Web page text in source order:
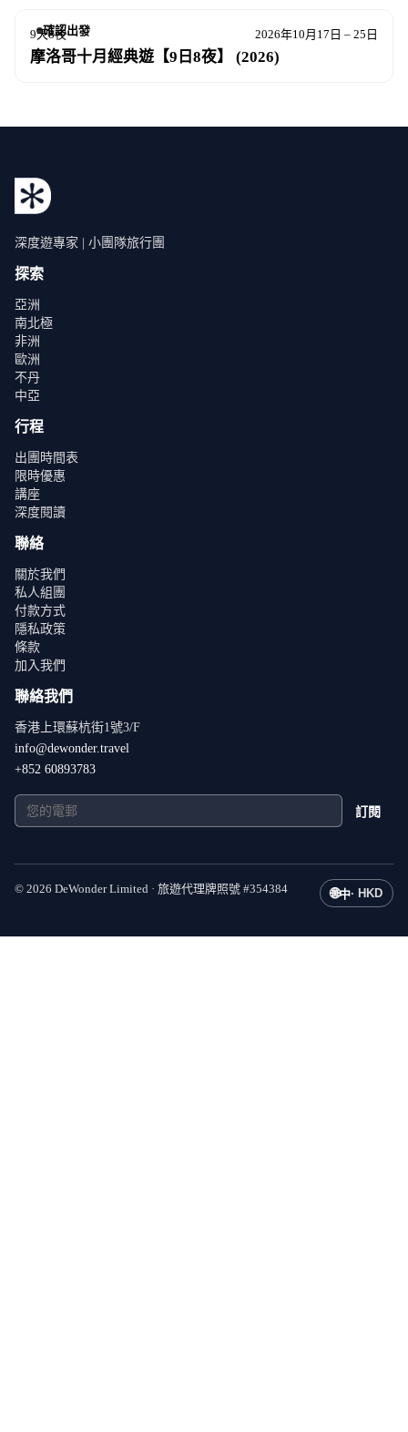
確認出發
9天8夜 2026年10月17日 – 25日
摩洛哥十月經典遊【9日8夜】 (2026)
深度遊專家 | 小團隊旅行團
探索
亞洲
南北極
非洲
歐洲
不丹
中亞
行程
出團時間表
限時優惠
講座
深度閱讀
聯絡
關於我們
私人組團
付款方式
隱私政策
條款
加入我們
聯絡我們
香港上環蘇杭街1號3/F
info@dewonder.travel
+852 60893783
訂閱
© 2026 DeWonder Limited · 旅遊代理牌照號 #354384 🌐中· HKD